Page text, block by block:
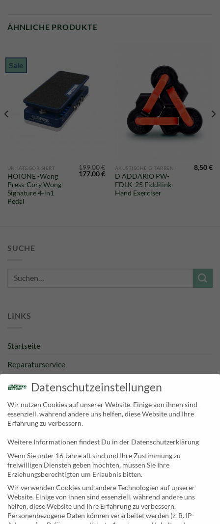
ÄHNLICHE PRODUKTE
Sale
UNKATEGORISIERT
HOTONE -Wong
Press-Cory Wong
Signature 4-in1
Pedal
199,00€
Ursprünglicher
Preis
177,00€Aktueller
Preis
177,00 €.
AKUSTISCHE GITARREN
D ADDARIO PW-
FDLK-25 Fiddilink
Hand Exerciser
8,50€
SUCHE
Suche
LINKS
Startseite
Reparaturservice
Bestpreisgarantie
Kategorien
Newsletter
KONTAKT
MusicEggert
Inh. Rolf Eggert
Paulstraße 2a
19249 Lübtheen
Datenschutzeinstellungen
Wir nutzen Cookies auf unserer Website. Einige von ihnen sind
essenziell, während andere uns helfen, diese Website und Ihre
Erfahrung zu verbessern.
Weitere Informationen findest Du in der Datenschutzerklärung
Wenn Sie unter 16 Jahre alt sind und Ihre Zustimmung zu
freiwilligen Diensten geben möchten, müssen Sie Ihre
Erziehungsberechtigten um Erlaubnis bitten.
Wir verwenden Cookies und andere Technologien auf unserer
Website. Einige von ihnen sind essenziell, während andere uns
helfen, diese Website und Ihre Erfahrung zu verbessern.
Personenbezogene Daten können verarbeitet werden (z. B. IP-